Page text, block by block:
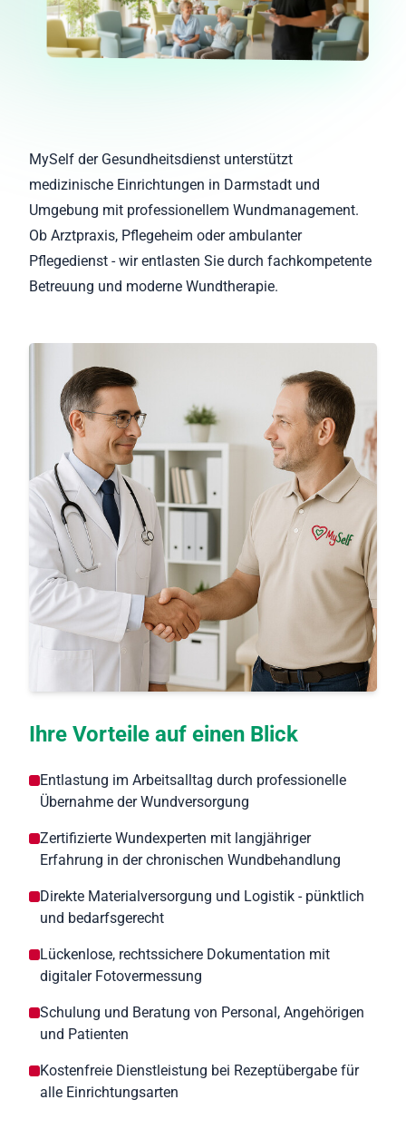
MySelf der Gesundheitsdienst unterstützt
medizinische Einrichtungen in Darmstadt und
Umgebung mit professionellem Wundmanagement.
Ob Arztpraxis, Pflegeheim oder ambulanter
Pflegedienst - wir entlasten Sie durch fachkompetente
Betreuung und moderne Wundtherapie.
Ihre Vorteile auf einen Blick
Entlastung im Arbeitsalltag durch professionelle
Übernahme der Wundversorgung
Zertifizierte Wundexperten mit langjähriger
Erfahrung in der chronischen Wundbehandlung
Direkte Materialversorgung und Logistik - pünktlich
und bedarfsgerecht
Lückenlose, rechtssichere Dokumentation mit
digitaler Fotovermessung
Schulung und Beratung von Personal, Angehörigen
und Patienten
Kostenfreie Dienstleistung bei Rezeptübergabe für
alle Einrichtungsarten